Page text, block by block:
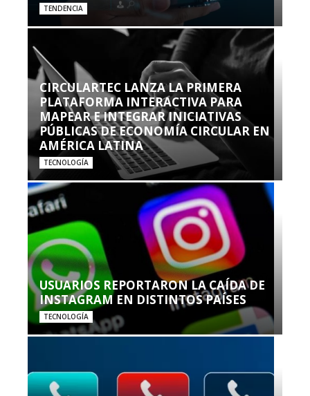
TENDENCIA
CIRCULARTEC LANZA LA PRIMERA
PLATAFORMA INTERACTIVA PARA
MAPEAR E INTEGRAR INICIATIVAS
PÚBLICAS DE ECONOMÍA CIRCULAR EN
AMÉRICA LATINA
TECNOLOGÍA
USUARIOS REPORTARON LA CAÍDA DE
INSTAGRAM EN DISTINTOS PAÍSES
TECNOLOGÍA